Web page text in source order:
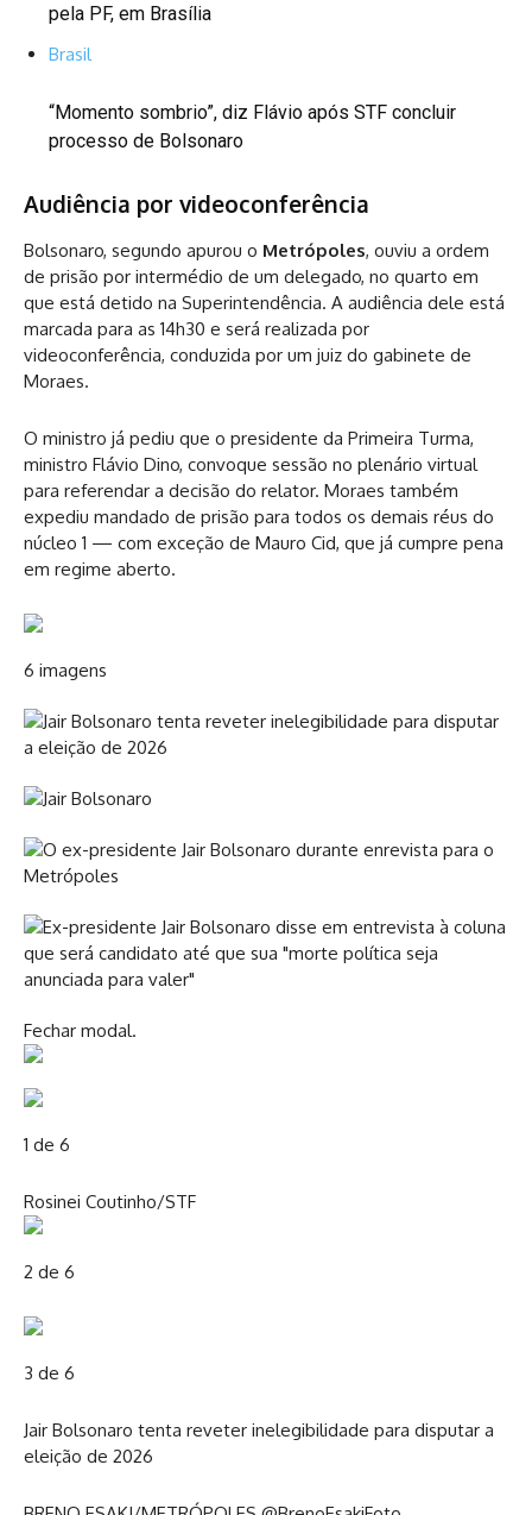
pela PF, em Brasília
Brasil
“Momento sombrio”, diz Flávio após STF concluir
processo de Bolsonaro
Audiência por videoconferência
Bolsonaro, segundo apurou o Metrópoles, ouviu a ordem
de prisão por intermédio de um delegado, no quarto em
que está detido na Superintendência. A audiência dele está
marcada para as 14h30 e será realizada por
videoconferência, conduzida por um juiz do gabinete de
Moraes.
O ministro já pediu que o presidente da Primeira Turma,
ministro Flávio Dino, convoque sessão no plenário virtual
para referendar a decisão do relator. Moraes também
expediu mandado de prisão para todos os demais réus do
núcleo 1 — com exceção de Mauro Cid, que já cumpre pena
em regime aberto.
6 imagens
Fechar modal.
1 de 6
Rosinei Coutinho/STF
2 de 6
3 de 6
Jair Bolsonaro tenta reveter inelegibilidade para disputar a
eleição de 2026